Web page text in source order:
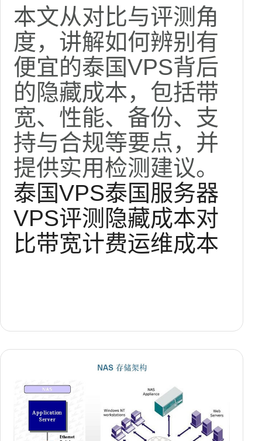
背后的隐藏成本
本文从对比与评测角
度，讲解如何辨别有
便宜的泰国VPS背后
的隐藏成本，包括带
宽、性能、备份、支
持与合规等要点，并
提供实用检测建议。
泰国VPS泰国服务器
VPS评测 隐藏成本对
比带宽计费运维成本